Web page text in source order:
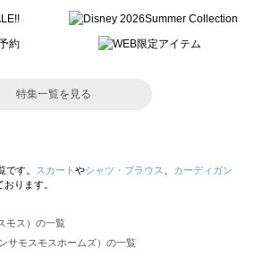
特集一覧を見る
です。 スカート やシャツ・ブラウス
カーディガン
ります。
モス）の一覧
サモスモスホームズ）の一覧